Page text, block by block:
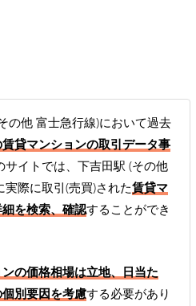
の他 富士急行線)において過去
貸マンションの取引データ事
サイトでは、下吉田駅 (その他
際に取引(売買)された賃貸マ
を検索、確認することができ
の価格相場は立地、日当た
別要因を考慮する必要があり